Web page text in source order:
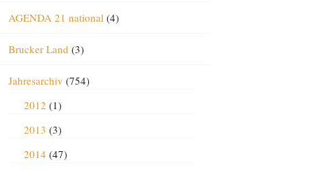
AGENDA 21 national(4)
Brucker Land (3)
Jahresarchiv (754)
2012 (1)
2013 (3)
2014 (47)